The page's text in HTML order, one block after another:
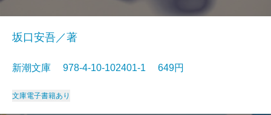
坂口安吾／著
新潮文庫 978-4-10-102401-1 649円
文庫電子書籍あり